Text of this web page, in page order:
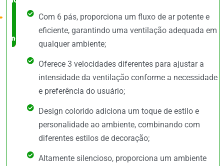
no
mercado
Com 6 pás, proporciona um fluxo de ar potente e
eficiente, garantindo uma ventilação adequada em
qualquer ambiente;
Oferece 3 velocidades diferentes para ajustar a
intensidade da ventilação conforme a necessidade
e preferência do usuário;
Design colorido adiciona um toque de estilo e
personalidade ao ambiente, combinando com
diferentes estilos de decoração;
Altamente silencioso, proporciona um ambiente